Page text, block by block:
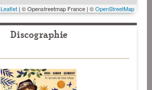
Leaflet | © Openstreetmap France | ©OpenStreetMap
Discographie